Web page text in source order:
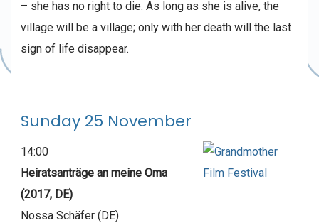
– she has no right to die. As long as she is alive, the
village will be a village; only with her death will the last
sign of life disappear.
Sunday 25 November
14:00
Heiratsanträge an meine Oma
(2017, DE)
Nossa Schäfer (DE)